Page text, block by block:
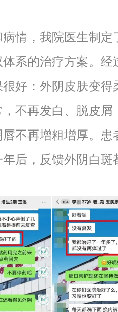
情，我院医生制定
系的治疗方案。经
好：外阴皮肤变得
不再发白、脱皮屑
不再增粗增厚。患
后，反馈外阴白斑